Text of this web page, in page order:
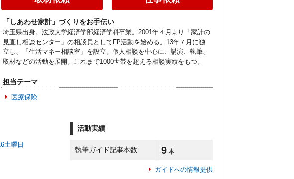
「しあわせ家計」づくりをお手伝い
埼玉県出身。法政大学経済学部経済学科卒業。2001年４月より「家計の
見直し相談センター」の相談員としてFP活動を始める。13年７月に独
立し、「生活マネー相談室」を設立。個人相談を中心に、講演、執筆、
取材などの活動を展開。これまで1000世帯を超える相談実績をもつ。
担当テーマ
医療保険
土曜日
活動実績
執筆ガイド記事本数 9 本
ガイドへの情報提供